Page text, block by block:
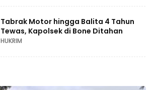
Tabrak Motor hingga Balita 4 Tahun
Tewas, Kapolsek di Bone Ditahan
HUKRIM